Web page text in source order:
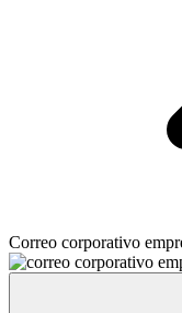
Correo corporativo